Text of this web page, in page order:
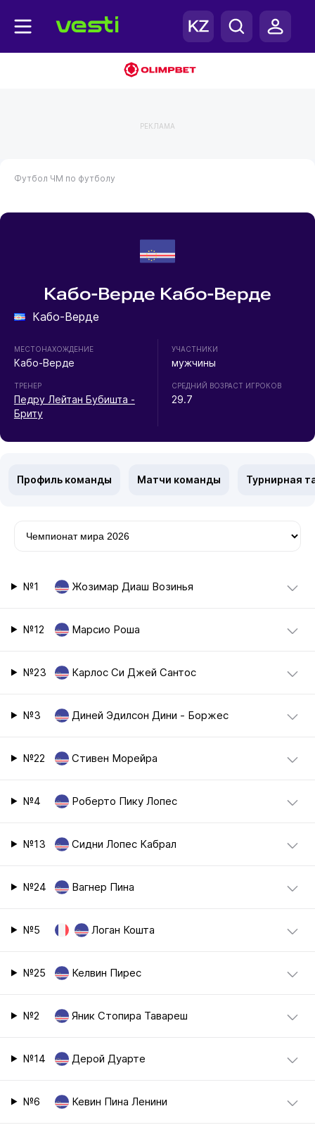
РЕКЛАМА
Футбол ЧМ по футболу
Кабо-Верде Кабо-Верде
Кабо-Верде
МЕСТОНАХОЖДЕНИЕ
Кабо-Верде
ТРЕНЕР
Педру Лейтан Бубишта -
Бриту
УЧАСТНИКИ
мужчины
СРЕДНИЙ ВОЗРАСТ ИГРОКОВ
29.7
Профиль команды Матчи команды Турнирная
№1 Жозимар Диаш Возинья
№12 Марсио Роша
№23 Карлос Си Джей Сантос
№3 Диней Эдилсон Дини - Боржес
№22 Стивен Морейра
№4 Роберто Пику Лопес
№13 Сидни Лопес Кабрал
№24 Вагнер Пина
№5 Логан Кошта
№25 Келвин Пирес
№2 Яник Стопира Тавареш
№14 Дерой Дуарте
№6 Кевин Пина Ленини